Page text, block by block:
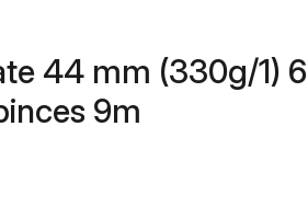
44 mm (330g/1) 6
9m